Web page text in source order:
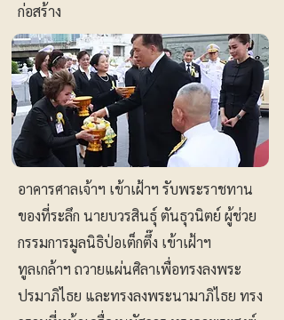
ก่อสร้าง
อาคารศาลเจ้าฯ เข้าเฝ้าฯ รับพระราชทาน
ของที่ระลึก นายบวรสินธุ์ ตันธุวนิตย์ ผู้ช่วย
กรรมการมูลนิธิป่อเต็กตึ๊ง เข้าเฝ้าฯ
ทูลเกล้าฯ ถวายแผ่นศิลาเพื่อทรงลงพระ
ปรมาภิไธย และทรงลงพระนามาภิไธย ทรง